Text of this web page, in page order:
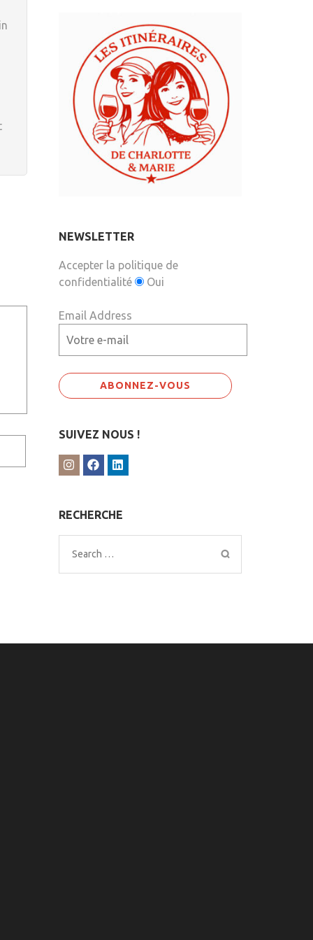
NEWSLETTER
Accepter la politique de
confidentialité
Oui
Email Address
SUIVEZ NOUS !
RECHERCHE
Search
for: